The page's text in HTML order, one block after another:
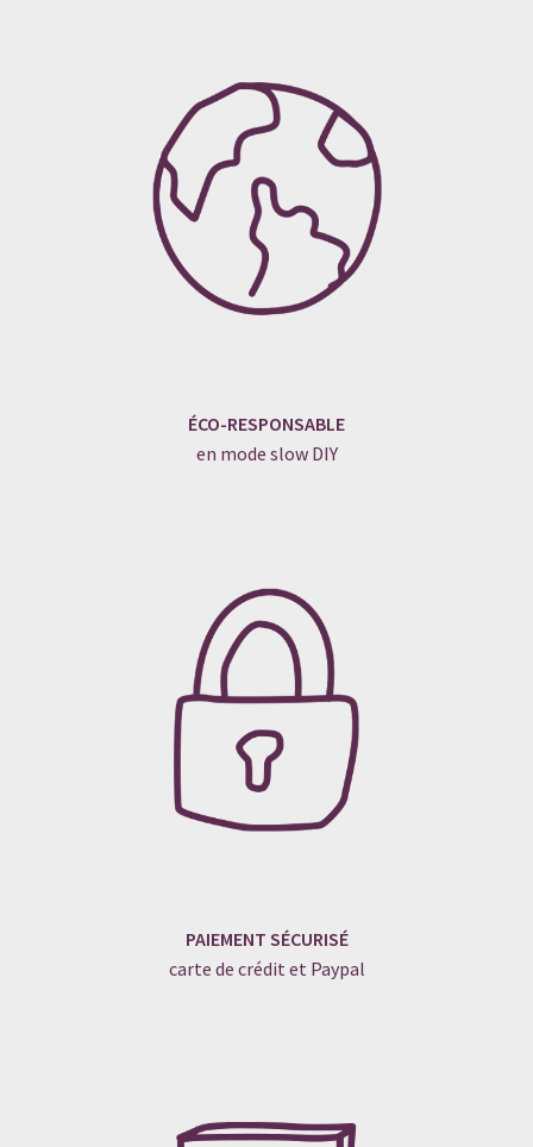
ÉCO-RESPONSABLE
en mode slow DIY
PAIEMENT SÉCURISÉ
carte de crédit et Paypal